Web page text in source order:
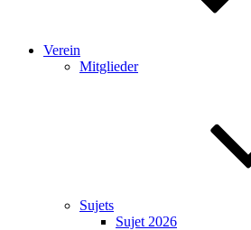
Verein
Mitglieder
Sujets
Sujet 2026